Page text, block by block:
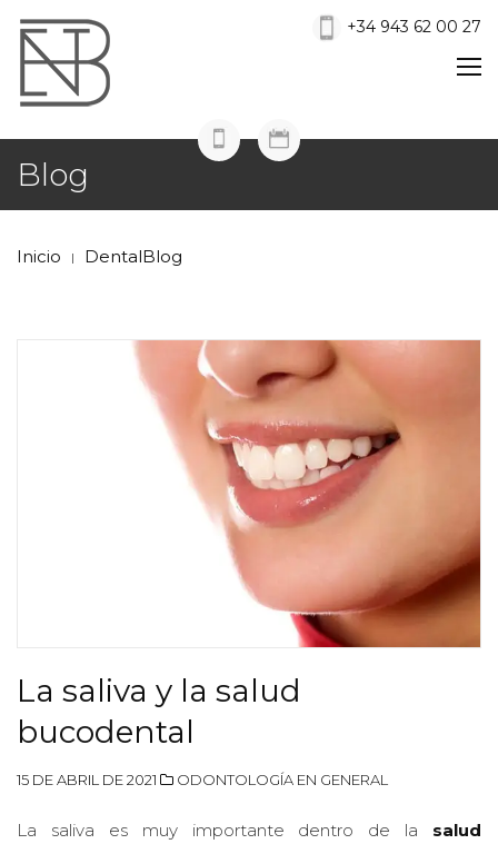
+34 943 62 00 27
Blog
Inicio | DentalBlog
La saliva y la salud
bucodental
15 DE ABRIL DE 2021 ODONTOLOGÍA EN GENERAL
La saliva es muy importante dentro de la salud